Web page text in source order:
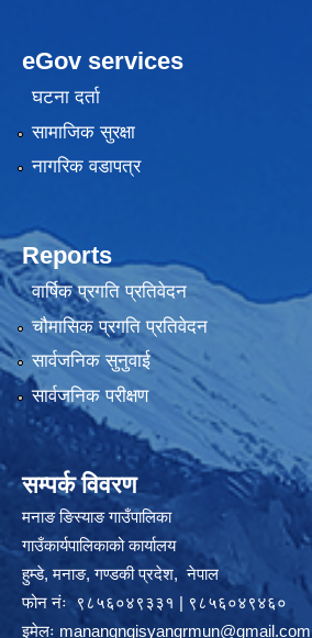
eGov services
घटना दर्ता
सामाजिक सुरक्षा
नागरिक वडापत्र
Reports
वार्षिक प्रगति प्रतिवेदन
चौमासिक प्रगति प्रतिवेदन
सार्वजनिक सुनुवाई
सार्वजनिक परीक्षण
सम्पर्क विवरण
मनाङ ङिस्याङ गाउँपालिका
गाउँकार्यपालिकाको कार्यालय
हुम्डे, मनाङ, गण्डकी प्रदेश, ‍ नेपाल
फोन नंः ९८५६०४९३३१ | ९८५६०४९४६०
इमेलः manangngisyangrmun@gmail.com